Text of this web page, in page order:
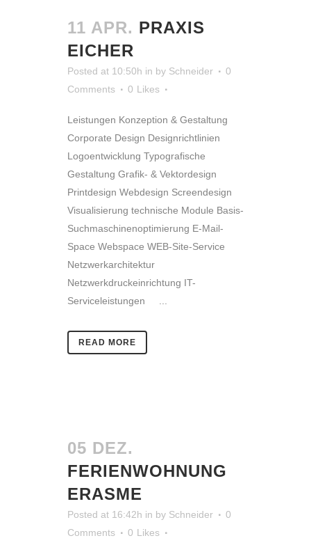
11 APR. PRAXIS
EICHER
Posted at 10:50h in by Schneider
0
Comments
0 Likes
Leistungen Konzeption & Gestaltung
Corporate Design Designrichtlinien
Logoentwicklung Typografische
Gestaltung Grafik- & Vektordesign
Printdesign Webdesign Screendesign
Visualisierung technische Module Basis-
Suchmaschinenoptimierung E-Mail-
Space Webspace WEB-Site-Service
Netzwerkarchitektur
Netzwerkdruckeinrichtung IT-
Serviceleistungen ...
READ MORE
05 DEZ.
FERIENWOHNUNG
ERASME
Posted at 16:42h in by Schneider
0
Comments
0 Likes